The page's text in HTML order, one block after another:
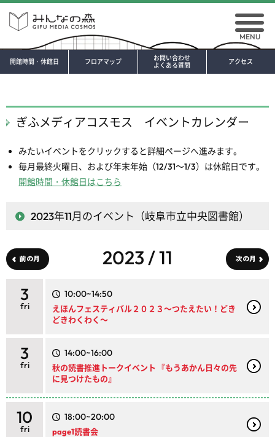
アクセス
開館時間・休館日 フロアマップ
お問い合わせ
よくある質問
MENU
ぎふメディアコスモス イベントカレンダー
みたいイベントをクリックすると詳細ページへ進みます。
毎月最終火曜日、および年末年始（12/31～1/3）は休館日です。
開館時間・休館日はこちら
2023年11月のイベント（岐阜市立中央図書館）
前の月 2023 / 11 次の月
3
fri
10:00~14:50
えほんフェスティバル２０２３～つたえたい！どき
どきわくわく～
3
fri
14:00~16:00
秋の読書推進トークイベント 『もうあかん日々の先
に見つけたもの』
10
fri
18:00~20:00
page1読書会